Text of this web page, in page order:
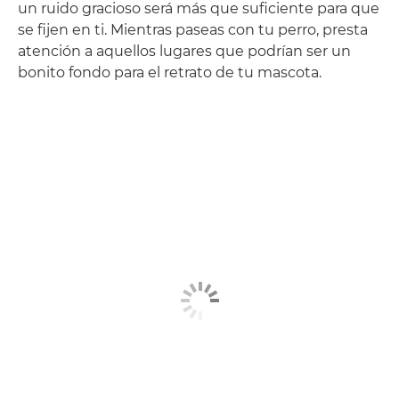
un ruido gracioso será más que suficiente para que
se fijen en ti. Mientras paseas con tu perro, presta
atención a aquellos lugares que podrían ser un
bonito fondo para el retrato de tu mascota.